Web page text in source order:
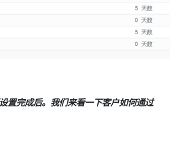
置完成后。我们来看一下客户如何通过